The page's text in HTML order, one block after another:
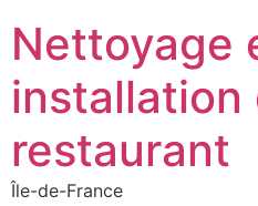
Nettoyage
installation
restaurant
Île-de-France